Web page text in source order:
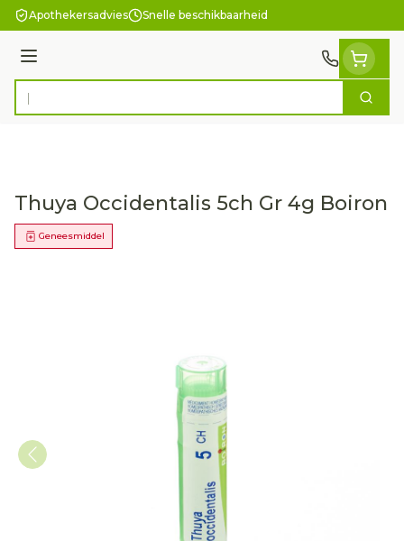
Ga naar de inhoud
Apothekersadvies Snelle beschikbaarheid
Menu
Product, merk, categorie... Zoek
Thuya Occidentalis 5ch Gr 4g Boiron
Geneesmiddel